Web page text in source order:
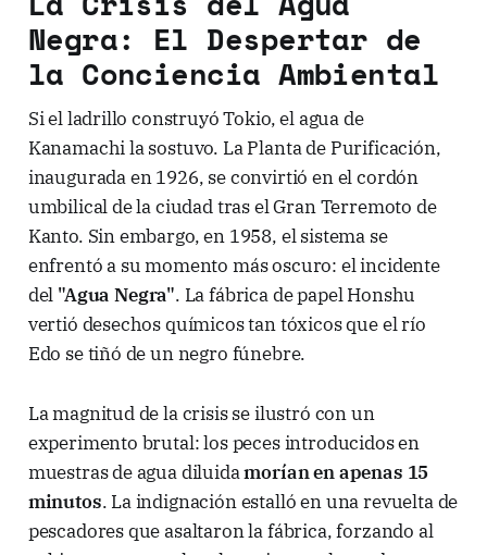
Negra: El Despertar de
la Conciencia Ambiental
Si el ladrillo construyó Tokio, el agua de
Kanamachi la sostuvo. La Planta de Purificación,
inaugurada en 1926, se convirtió en el cordón
umbilical de la ciudad tras el Gran Terremoto de
Kanto. Sin embargo, en 1958, el sistema se
enfrentó a su momento más oscuro: el incidente
del "Agua Negra". La fábrica de papel Honshu
vertió desechos químicos tan tóxicos que el río
Edo se tiñó de un negro fúnebre.
La magnitud de la crisis se ilustró con un
experimento brutal: los peces introducidos en
muestras de agua diluidamorían en apenas 15
minutos. La indignación estalló en una revuelta de
pescadores que asaltaron la fábrica, forzando al